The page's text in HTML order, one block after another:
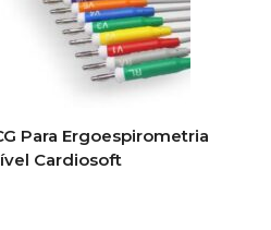
Para Ergoespirometria
Cardiosoft